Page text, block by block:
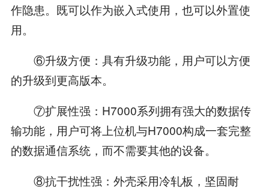
作隐患。既可以作为嵌入式使用，也可以外置使
用。
⑥升级方便：具有升级功能，用户可以方便
的升级到更高版本。
⑦扩展性强：H7000系列拥有强大的数据传
输功能，用户可将上位机与H7000构成一套完整
的数据通信系统，而不需要其他的设备。
⑧抗干扰性强：外壳采用冷轧板，坚固耐